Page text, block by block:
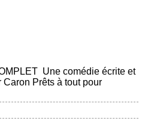
Une comédie écrite et
Prêts à tout pour